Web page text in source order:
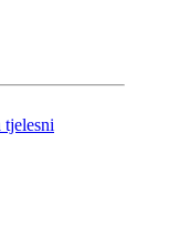
tjelesni